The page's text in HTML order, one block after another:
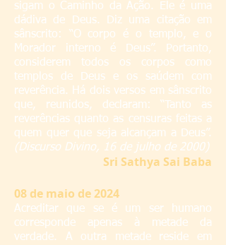
sigam o Caminho da Ação. Ele é uma
dádiva de Deus. Diz uma citação em
sânscrito: “O corpo é o templo, e o
Morador interno é Deus”. Portanto,
considerem todos os corpos como
templos de Deus e os saúdem com
reverência. Há dois versos em sânscrito
que, reunidos, declaram: “Tanto as
reverências quanto as censuras feitas a
quem quer que seja alcançam a Deus”.
(Discurso Divino, 16 de julho de 2000)
Sri Sathya Sai Baba
08 de maio de 2024
Acreditar que se é um ser humano
corresponde apenas à metade da
verdade. A outra metade reside em